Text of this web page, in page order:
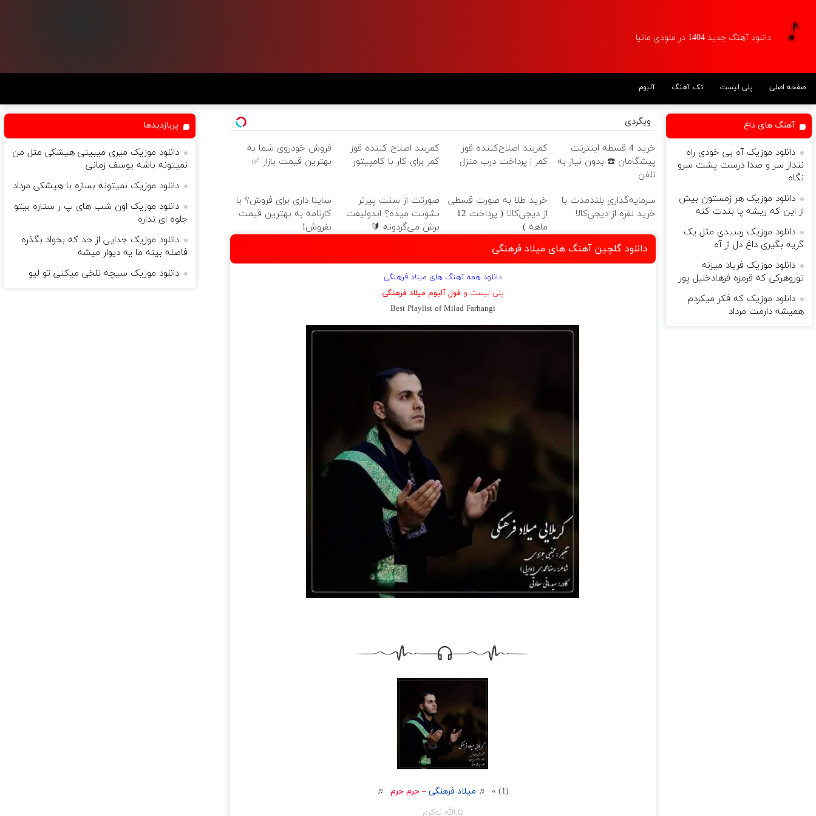
دانلود آهنگ جدید 1404 در ملودی مانیا
صفحه اصلی پلی لیست تک آهنگ آلبوم
وبگردی
خرید 4 قسطه اینترنت
پیشگامان ☎️ بدون نیاز به
تلفن
کمربند اصلاح‌کننده قوز
کمر | پرداخت درب منزل
کمربند اصلاح کننده قوز
کمر برای کار با کامپیتور
فروش خودروی شما به
بهترین قیمت بازار ✅
سرمایه‌گذاری بلندمدت با
خرید نقره از دیجی‌کالا
خرید طلا به صورت قسطی
از دیجی‌کالا ( پرداخت 12
ماهه )
صورتت از سنت پیرتر
نشونت میده؟ اندولیفت
برش می‌گردونه 🔰
ساینا داری برای فروش؟ با
کارنامه به بهترین قیمت
بفروش!
دانلود گلچین آهنگ های میلاد فرهنگی
دانلود همه آهنگ های میلاد فرهنگی
پلی لیست و فول آلبوم میلاد فرهنگی
Best Playlist of Milad Farhangi
(1) » ♬ میلاد فرهنگی –حرم حرم
♬
ثارالله نوکرم
آهنگ های داغ
دانلود موزیک آه بی خودی راه
ننداز سر و صدا درست پشت سرو
نگاه
دانلود موزیک هر زمستون بیش
از این که ریشه پا بندت کنه
دانلود موزیک رسیدی مثل یک
گریه بگیری داغ دل از آه
دانلود موزیک فریاد میزنه
توروهرکی که قرمزه فرهادخلیل پور
دانلود موزیک که فکر میکردم
همیشه دارمت مرداد
پربازدیدها
دانلود موزیک میری میبینی هیشکی مثل من
نمیتونه باشه یوسف زمانی
دانلود موزیک نمیتونه بسازه با هیشکى مرداد
دانلود موزیک اون شب های پ ر ستاره بیتو
جلوه ای نداره
دانلود موزیک جدایی از حد که بخواد بگذره
فاصله بینه ما یه دیوار میشه
دانلود موزیک سیچه تلخی میکنی تو لیو